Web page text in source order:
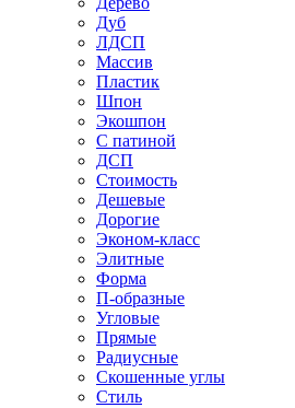
Дуб
ЛДСП
Массив
Пластик
Шпон
Экошпон
С патиной
ДСП
Стоимость
Дешевые
Дорогие
Эконом-класс
Элитные
Форма
П-образные
Угловые
Прямые
Радиусные
Скошенные углы
Стиль